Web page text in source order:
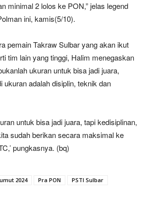
minimal 2 lolos ke PON,” jelas legend
ini, kamis(5/10).
pemain Takraw Sulbar yang akan ikut
tim lain yang tinggi, Halim menegaskan
ukuran untuk bisa jadi juara,
ukuran adalah disiplin, teknik dan
untuk bisa jadi juara, tapi kedisiplinan,
sudah berikan secara maksimal ke
pungkasnya. (bq)
2024 Pra PON
PSTI Sulbar